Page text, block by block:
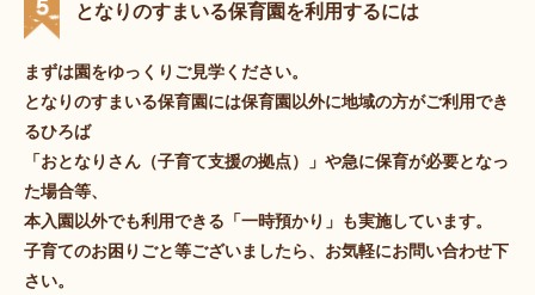
となりのすまいる保育園を利用するには
まずは園をゆっくりご⾒学ください。
となりのすまいる保育園には保育園以外に地域の⽅がご利用でき
るひろば
「おとなりさん（子育て支援の拠点）」や急に保育が必要となっ
た場合等、
本入園以外でも利用できる「一時預かり」も実施しています。
子育てのお困りごと等ございましたら、お気軽にお問い合わせ下
さい。